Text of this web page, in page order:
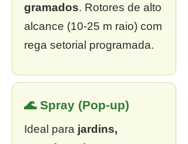
gramados. Rotores de alto
alcance (10-25 m raio) com
rega setorial programada.
🌊 Spray (Pop-up)
Ideal para jardins,